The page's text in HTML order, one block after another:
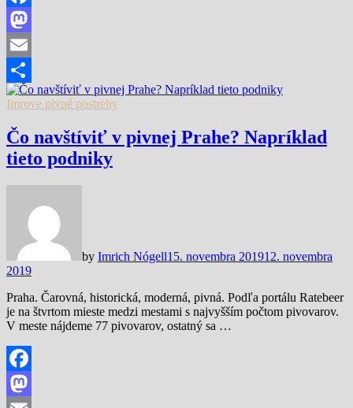
Facebook
Mastodon
Email
Share
Imrove pivné postrehy
Čo navštíviť v pivnej Prahe? Napríklad
tieto podniky
by Imrich Nógell15. novembra 201912. novembra
2019
Praha. Čarovná, historická, moderná, pivná. Podľa portálu Ratebeer
je na štvrtom mieste medzi mestami s najvyšším počtom pivovarov.
V meste nájdeme 77 pivovarov, ostatný sa …
Facebook